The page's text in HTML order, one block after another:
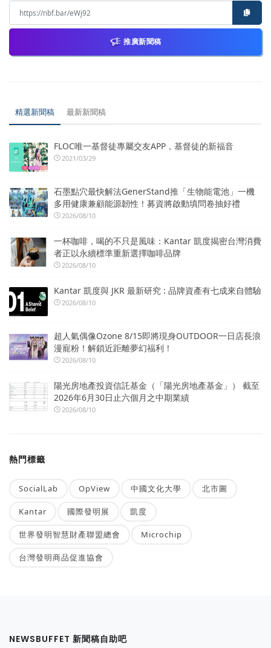
推廣新聞稿
精選新聞稿 最新新聞稿
FLOC唯一基督徒專屬交友APP，基督徒的新福音
2021/03/29
石墨點穴最快解法GenerStand推「生物能電池」一機
多用健康兼顧能源韌性！募資將啟動填問卷抽好禮
2026/08/10
一杯咖啡，喝的不只是風味：Kantar 凱度揭密台灣消費
者正以永續標準重新選擇咖啡品牌
2026/08/10
Kantar 凱度與 JKR 最新研究 : 品牌資產有七成來自體驗
2026/08/10
超人氣偶像Ozone 8/15即將現身OUTDOOR一日店長浪
漫寵粉！解鎖近距離夢幻福利！
2026/08/10
陽光房地產投資信託基金（「陽光房地產基金」） 截至
2026年6月30日止六個月之中期業績
2026/08/10
熱門標籤
SocialLab OpView 中國文化大學 北市圖
Kantar 國際發明展 凱度
世界發明智慧財產聯盟總會 Microchip
台灣發明商品促進協會
NEWSBUFFET 新聞稿自助吧